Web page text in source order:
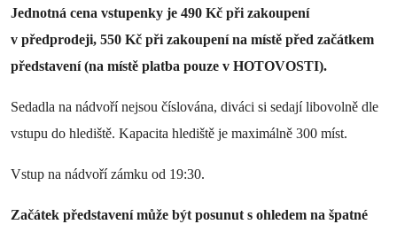
Jednotná cena vstupenky je 490 Kč při zakoupení
v předprodeji, 550 Kč při zakoupení na místě před začátkem
představení (na místě platba pouze v HOTOVOSTI).
Sedadla na nádvoří nejsou číslována, diváci si sedají libovolně dle
vstupu do hlediště. Kapacita hlediště je maximálně 300 míst.
Vstup na nádvoří zámku od 19:30.
Začátek představení může být posunut s ohledem na špatné